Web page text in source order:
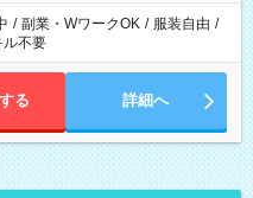
/ 副業・WワークOK / 服装自由 /
ル不要
る 詳細へ